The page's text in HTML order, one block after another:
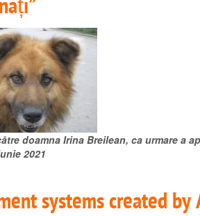
doamna Irina Breilean, ca urmare a
2021
systems created